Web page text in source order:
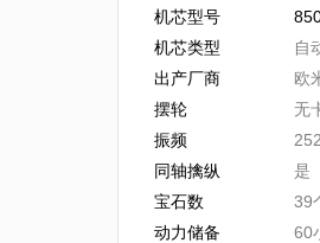
机芯型号
机芯类型
自
出产厂商
欧
摆轮
无
振频
同轴擒纵
是
宝石数
39
动力储备
60